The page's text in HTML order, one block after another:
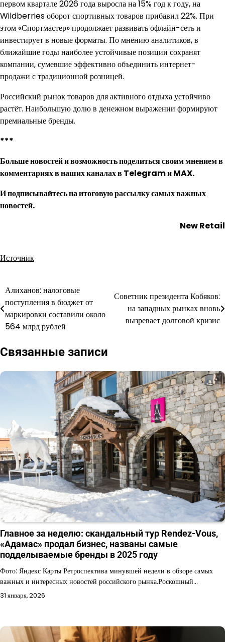
первом квартале 2026 года выросла на 15% год к году, на
Wildberries оборот спортивных товаров прибавил 22%. При
этом «Спортмастер» продолжает развивать офлайн-сеть и
инвестирует в новые форматы. По мнению аналитиков, в
ближайшие годы наиболее устойчивые позиции сохранят
компании, сумевшие эффективно объединить интернет-
продажи с традиционной розницей.
Российский рынок товаров для активного отдыха устойчиво
растёт. Наибольшую долю в денежном выражении формируют
премиальные бренды.
***
Больше новостей и возможность поделиться своим мнением в
комментариях в наших каналах вTelegramиMAX.
Иподписывайтесьна итоговую рассылку самых важных
новостей.
New Retail
Источник
Навигация
по
записям
Алиханов: налоговые
поступления в бюджет от
маркировки составили около
564 млрд рублей
Советник президента Кобяков:
на западных рынках вновь
вызревает долговой кризис
Связанные записи
Главное за неделю: скандальный тур Rendez-Vous,
«Адамас» продал бизнес, названы самые
подделываемые бренды в 2025 году
Фото: Яндекс Карты Ретроспектива минувшей недели в обзоре самых
важных и интересных новостей российского рынка.Роскошный…
31 января, 2026